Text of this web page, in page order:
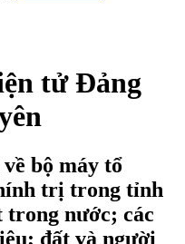
tử Đảng
bộ máy tổ
trị trong tỉnh
trong nước; các
đất và người